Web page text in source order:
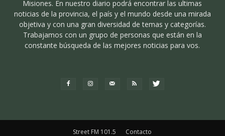
Misiones. En nuestro diario podrá encontrar las ultimas
noticias de la provincia, el país y el mundo desde una mirada
objetiva y con una gran diversidad de temas y categorías.
Trabajamos con un grupo de personas que están en la
constante búsqueda de las mejores noticias para vos.
Street FM 101.5 Contacto